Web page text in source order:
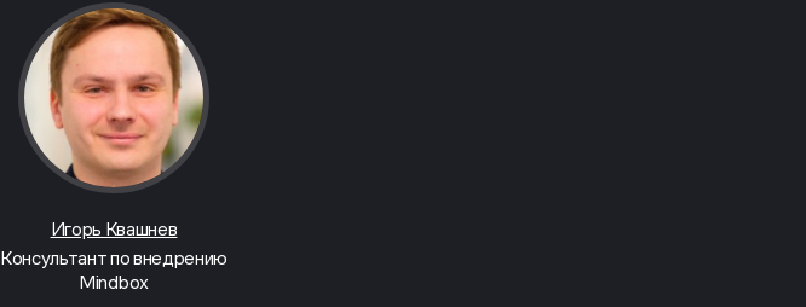
Игорь Квашнев
Консультант по внедрению
Mindbox